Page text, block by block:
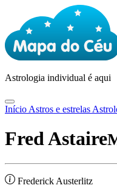
Astrologia individual é aqui
Início Astros e estrelas
Fred Astaire
Frederick Austerlitz